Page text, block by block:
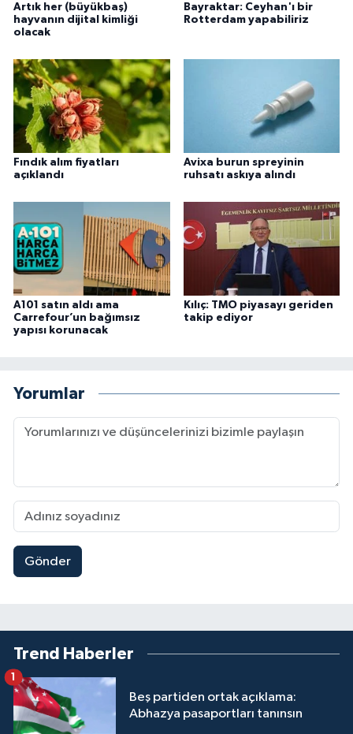
Artık her (büyükbaş)
hayvanın dijital kimliği
olacak
Bayraktar: Ceyhan'ı bir
Rotterdam yapabiliriz
Fındık alım fiyatları
açıklandı
Avixa burun spreyinin
ruhsatı askıya alındı
A101 satın aldı ama
Carrefour’un bağımsız
yapısı korunacak
Kılıç: TMO piyasayı geriden
takip ediyor
Yorumlar
Gönder
Trend Haberler
Beş partiden ortak açıklama:
Abhazya pasaportları tanınsın
1